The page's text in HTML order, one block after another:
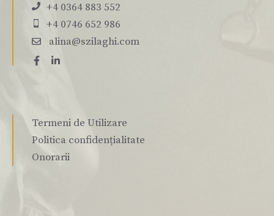
+4 0364 883 552
+4 0746 652 986
alina@szilaghi.com
Termeni de Utilizare
Politica confidențialitate
Onorarii